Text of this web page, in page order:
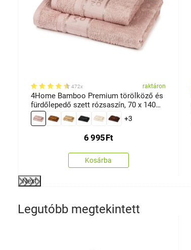
472x raktáron
4Home Bamboo Premium törölköző és
fürdőlepedő szett rózsaszín, 70 x 140
cm, 50 x 100 cm
+3
6 995Ft
Kosárba
Next
Legutóbb megtekintett